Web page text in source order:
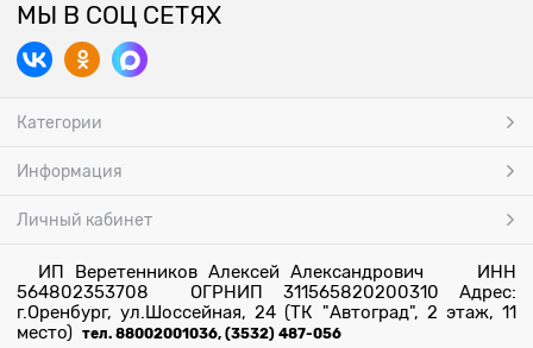
МЫ В СОЦ СЕТЯХ
Категории
Информация
Личный кабинет
ИП Веретенников Алексей Александрович ИНН
564802353708 ОГРНИП 311565820200310 Адрес:
г.Оренбург, ул.Шоссейная, 24 (ТК "Автоград", 2 этаж, 11
место) тел. 88002001036, (3532) 487-056